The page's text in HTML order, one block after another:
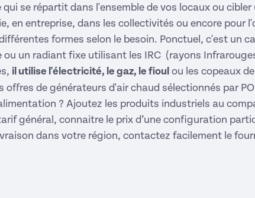
se répartit dans l'ensemble de vos locaux ou cibler
en entreprise, dans les collectivités ou encore pour
formes selon le besoin. Ponctuel, c'est un
ou un radiant fixe utilisant les IRC (rayons
il utilise l'électricité, le gaz, le fioul ou les copeaux
de générateurs d'air chaud sélectionnés par
? Ajoutez les produits industriels au
général, connaitre le prix d’une configuration
dans votre région, contactez facilement le